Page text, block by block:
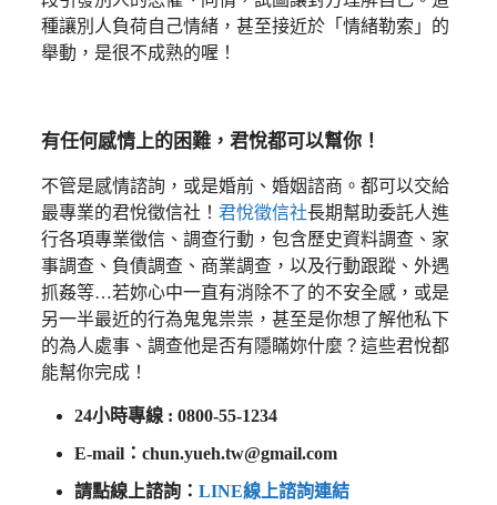
種讓別人負荷自己情緒，甚至接近於「情緒勒索」的
舉動，是很不成熟的喔！
有任何感情上的困難，君悅都可以幫你！
不管是感情諮詢，或是婚前、婚姻諮商。都可以交給
最專業的君悅徵信社！ 君悅徵信社長期幫助委託人進
行各項專業徵信、調查行動，包含歷史資料調查、家
事調查、負債調查、商業調查，以及行動跟蹤、外遇
抓姦等…若妳心中一直有消除不了的不安全感，或是
另一半最近的行為鬼鬼祟祟，甚至是你想了解他私下
的為人處事、調查他是否有隱瞞妳什麼？這些君悅都
能幫你完成！
24小時專線 : 0800-55-1234
E-mail：chun.yueh.tw@gmail.com
請點線上諮詢： LINE線上諮詢連結